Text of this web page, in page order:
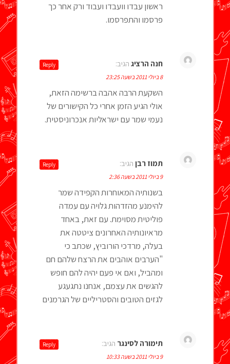
ראשון עבדו וועבדו ועבוד ורק אחר כך
פרסמו והתפרסמו.
חנה הרציג הגיב:
8 ביולי 2011 בשעה 23:25
השקעת הרבה אהבה ברשימה הזאת,
אולי הגיע הזמן אחרי כל הקישורים של
נעמי שמר עם ישראליות אנכרוניסטית.
Reply
תמוז רבן הגיב:
9 ביולי 2011 בשעה 2:36
בשנותיה המאוחרות הקפידה שמר
להימנע מהזדהות גלויה עם עמדה
פוליטית מסוימת. עם זאת, באחד
מראיונותיה האחרונים ציטטה את
בעלה, מרדכי הורוביץ, שכתב כי
"הערבים אוהבים את הרצח שלהם חם
ומהביל, ואם אי פעם יהיה להם חופש
להגשים את עצמם, אנחנו נתגעגע
לגזים הטובים והסטריליים של הגרמנים
Reply
תימורה לסינגר הגיב:
9 ביולי 2011 בשעה 10:33
Reply